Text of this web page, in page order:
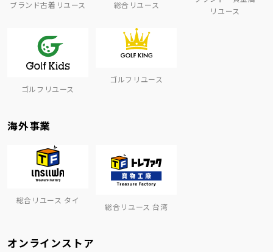
ブランド古着リユース 総合リユース
リユース
ゴルフリユース
ゴルフリユース
海外事業
総合リユース タイ
総合リユース 台湾
オンラインストア